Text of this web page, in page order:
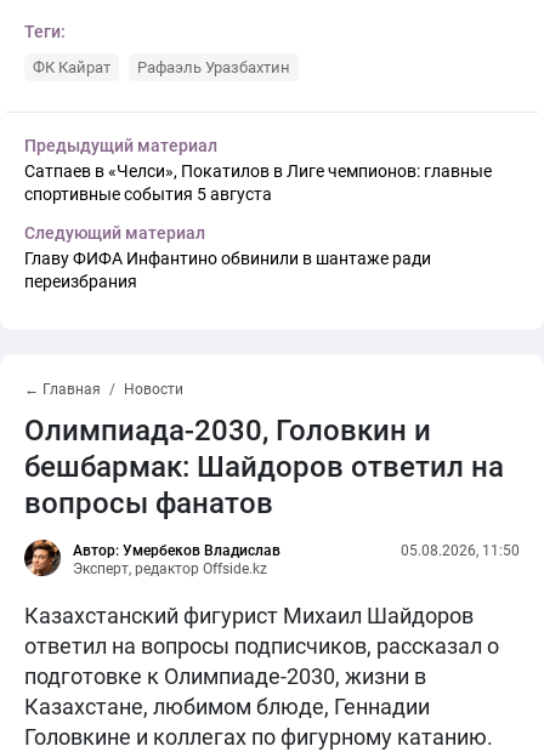
Теги:
ФК Кайрат Рафаэль Уразбахтин
Предыдущий материал
Сатпаев в «Челси», Покатилов в Лиге чемпионов: главные
спортивные события 5 августа
Следующий материал
Главу ФИФА Инфантино обвинили в шантаже ради
переизбрания
← Главная Новости
Олимпиада-2030, Головкин и
бешбармак: Шайдоров ответил на
вопросы фанатов
Автор: Умербеков Владислав
Эксперт, редактор Offside.kz
05.08.2026, 11:50
Казахстанский фигурист Михаил Шайдоров
ответил на вопросы подписчиков, рассказал о
подготовке к Олимпиаде-2030, жизни в
Казахстане, любимом блюде, Геннадии
Головкине и коллегах по фигурному катанию.